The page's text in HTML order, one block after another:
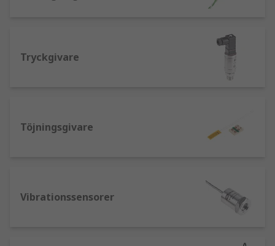
Tryckgivare
Töjningsgivare
Vibrationssensorer